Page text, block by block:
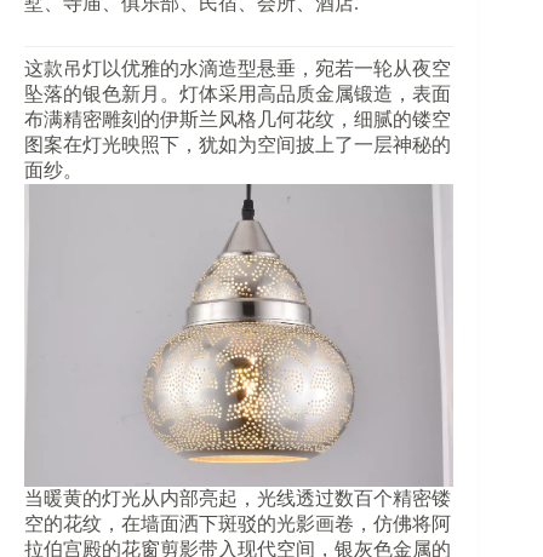
这款吊灯以优雅的水滴造型悬垂，宛若一轮从夜空
坠落的银色新月。灯体采用高品质金属锻造，表面
布满精密雕刻的伊斯兰风格几何花纹，细腻的镂空
图案在灯光映照下，犹如为空间披上了一层神秘的
面纱。
当暖黄的灯光从内部亮起，光线透过数百个精密镂
空的花纹，在墙面洒下斑驳的光影画卷，仿佛将阿
拉伯宫殿的花窗剪影带入现代空间，银灰色金属的